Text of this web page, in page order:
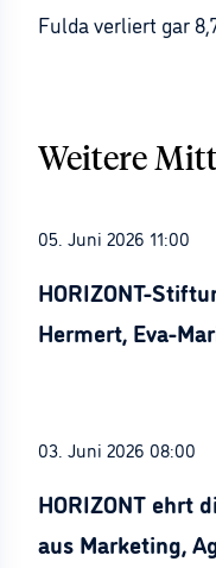
Fulda verliert gar
Weitere
05. Juni 2026 11:00
HORIZONT-
Hermert, Eva-
03. Juni 2026 08:00
HORIZONT ehrt
aus Marketing,